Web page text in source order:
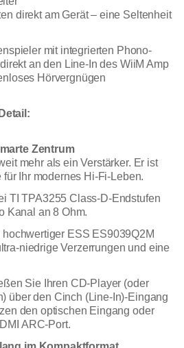
direkt am Gerät – eine Seltenheit
mit integrierten Phono-
an den Line-In des WiiM Amp
Hörvergnügen
Zentrum
mehr als ein Verstärker. Er ist
Ihr modernes Hi-Fi-Leben.
TI TPA3255 Class-D-Endstufen
Kanal an 8 Ohm.
ESS ES9039Q2M
niedrige Verzerrungen und eine
Sie Ihren CD-Player (oder
über den Cinch (Line-In)-Eingang
den optischen Eingang oder
ARC-Port.